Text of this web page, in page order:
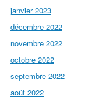
janvier 2023
décembre 2022
novembre 2022
octobre 2022
septembre 2022
août 2022